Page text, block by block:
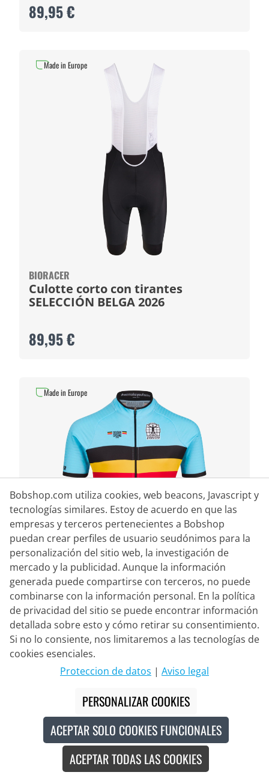
89,95 €
BIORACER
Culotte corto con tirantes
SELECCIÓN BELGA 2026
89,95 €
Made in Europe
BIORACER
Maillot para niños SELECCIÓN
BELGA 2026
69,95 €
Made in Europe
Made in Europe
Bobshop.com utiliza cookies, web beacons, Javascript y
tecnologías similares. Estoy de acuerdo en que las
empresas y terceros pertenecientes a Bobshop
puedan crear perfiles de usuario seudónimos para la
personalización del sitio web, la investigación de
mercado y la publicidad. Aunque la información
generada puede compartirse con terceros, no puede
combinarse con la información personal. En la política
de privacidad del sitio se puede encontrar información
detallada sobre esto y cómo retirar su consentimiento.
Si no lo consiente, nos limitaremos a las tecnologías de
cookies esenciales.
Proteccion de datos | Aviso legal
PERSONALIZAR COOKIES
ACEPTAR SOLO COOKIES FUNCIONALES
ACEPTAR TODAS LAS COOKIES